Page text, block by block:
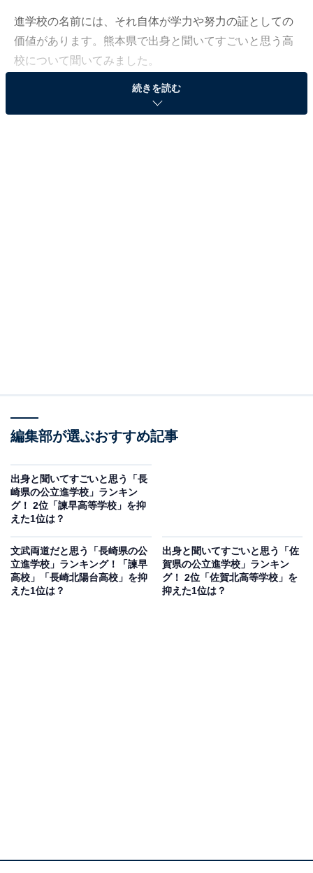
進学校の名前には、それ自体が学力や努力の証としての
価値があります。熊本県で出身と聞いてすごいと思う高
校について聞いてみました。
All About ニュース編集部は3月6日～4月21日の期間、全
化学室や生物室、物理室などが完備され、多彩な実験系
回答者からは「意志の強い人が多い印象」（30代女性／
神奈川県）、「質の良い授業が受けられそうだから」
と聞いたことあるから」（40代女性／長崎県）といった
コメントが寄せられています。
続きを読む
編集部が選ぶおすすめ記事
出身と聞いてすごいと思う「長
崎県の公立進学校」ランキン
グ！ 2位「諫早高等学校」を抑
えた1位は？
文武両道だと思う「長崎県の公
立進学校」ランキング！「諫早
高校」「長崎北陽台高校」を抑
えた1位は？
出身と聞いてすごいと思う「佐
賀県の公立進学校」ランキン
グ！ 2位「佐賀北高等学校」を
抑えた1位は？